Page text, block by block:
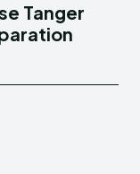
Tanger